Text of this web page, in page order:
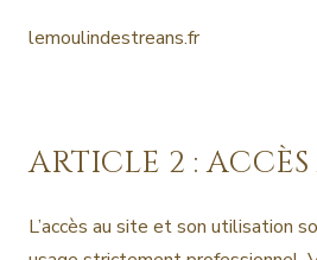
lemoulindestreans.fr
ARTICLE 2 :
L’accès au site et son utilisation